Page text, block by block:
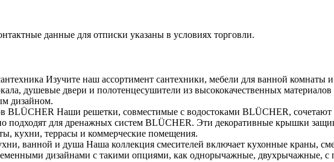
данные для отписки указаны в условиях торговли.
Изучите наш ассортимент сантехники, мебели для ванной комнаты
душевые двери и полотенцесушители из высококачественных
дизайном.
BLÜCHER Наши решетки, совместимые с водостоками BLÜCHER,
подходят для дренажных систем BLÜCHER. Эти декоративные крышки
кухни, террасы и коммерческие помещения.
ванной и душа Наша коллекция смесителей включает кухонные краны,
дизайнами с такими опциями, как однорычажные, двухрычажные,